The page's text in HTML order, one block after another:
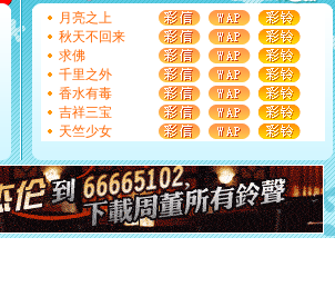
[圣诞节]
不只这样的日子才会想起你,而是这样的日子才
能正大光明地骚扰你,告诉你,圣诞要快乐!新年要快乐!天天
都要快乐噢!
[圣诞节]
奉上一颗祝福的心,在这个特别的日子里,愿幸福,
如意,快乐,鲜花,一切美好的祝愿与你同在.圣诞快乐!
[元旦]
看到你我会触电；看不到你我要充电；没有你我会
断电。爱你是我职业，想你是我事业，抱你是我特长，吻
你是我专业！水晶之恋祝你新年快乐
[元旦]如果上天让我许三个愿望，一是今生今世和你在一
起；二是再生再世和你在一起；三是三生三世和你不再分
离。水晶之恋祝你新年快乐
[元旦]当我狠下心扭头离去那一刻，你在我身后无助地哭
泣，这痛楚让我明白我多么爱你。我转身抱住你：这猪不
月亮之上
秋天不回来
求佛
千里之外
香水有毒
吉祥三宝
天竺少女